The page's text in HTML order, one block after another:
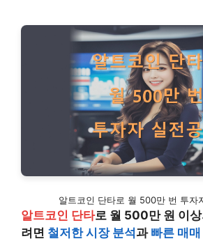
알트코인 단타로 월 500만 번 투자
알트코인 단타로 월 500만 원 이
려면 철저한 시장 분석과 빠른 매